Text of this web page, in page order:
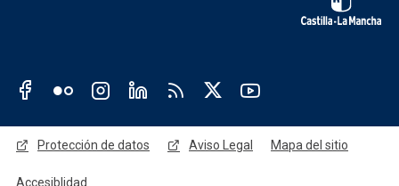
Redes sociales JCCM
Menú legal
Protección de datos Aviso Legal Mapa del sitio
Accesiblidad